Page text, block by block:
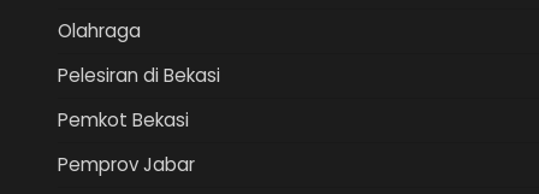
Olahraga
Pelesiran di Bekasi
Pemkot Bekasi
Pemprov Jabar